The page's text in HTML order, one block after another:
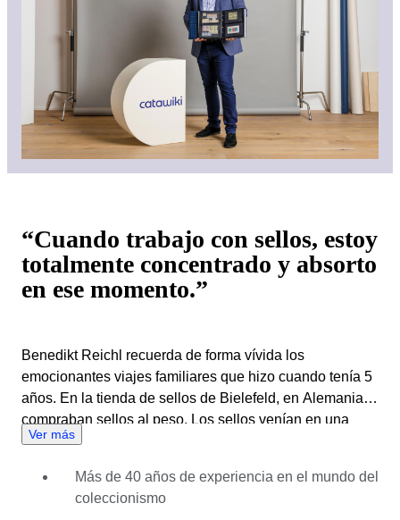
“Cuando trabajo con sellos, estoy
totalmente concentrado y absorto
en ese momento.”
Benedikt Reichl recuerda de forma vívida los
emocionantes viajes familiares que hizo cuando tenía 5
años. En la tienda de sellos de Bielefeld, en Alemania,
compraban sellos al peso. Los sellos venían en una
gran bolsa, que clasificaban en casa. Esto encendió el
coleccionar sellos europeos. Pero su verdadera pasión
se reveló cuando viajó por Indonesia. Le encantó la
Ver más
Más de 40 años de experiencia en el mundo del
coleccionismo